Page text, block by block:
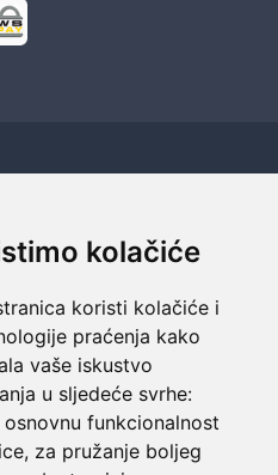
kolačiće
koristi kolačiće i
praćenja kako
vaše iskustvo
u sljedeće svrhe:
funkcionalnost
, za pružanje boljeg
vas
za novac